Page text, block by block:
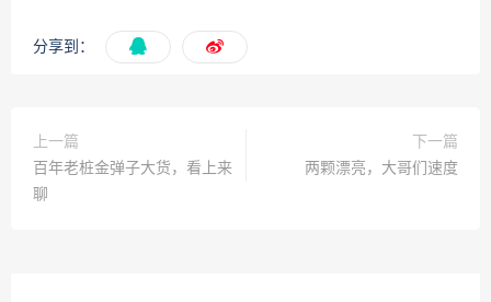
分享到：
上一篇
百年老桩金弹子大货，看上来
聊
下一篇
两颗漂亮，大哥们速度